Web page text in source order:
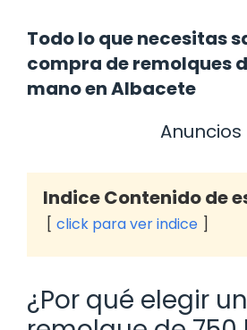
Todo lo que necesitas
compra de remolques
mano en Albacete
Anuncios
Indice Contenido de
click para ver indice
¿Por qué elegir un